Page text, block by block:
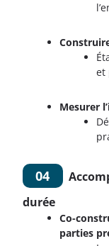
et
Mesurer
04
durée
Co-
parties